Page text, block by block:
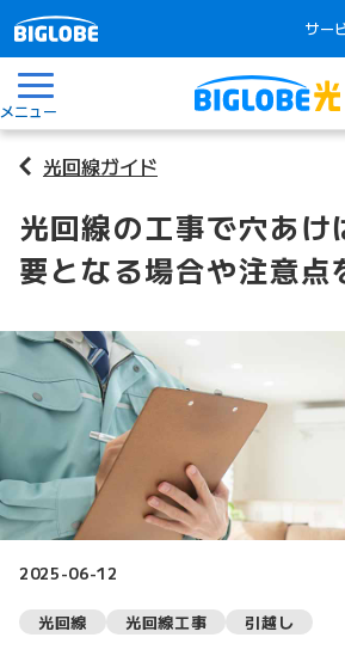
サー
メニュー
光回線ガイド
光回線の工事で穴あけ
要となる場合や注意点
2025-06-12
光回線 光回線工事 引越し